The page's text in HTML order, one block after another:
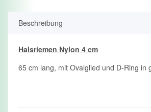
Beschreibung
Halsriemen Nylon 4 cm
65 cm lang, mit Ovalglied und D-Ring in